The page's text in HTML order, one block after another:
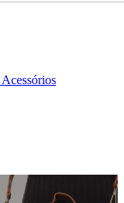
Acessórios